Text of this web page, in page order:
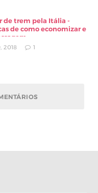
de trem pela Itália -
de como economizar e
2018 1